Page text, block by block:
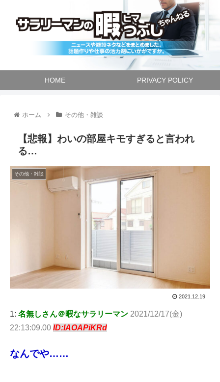
HOME PRIVACY POLICY
ホーム その他・雑談
【悲報】わいの部屋キモすぎると言われ
る…
その他・雑談
2021.12.19
1: 名無しさん＠暇なサラリーマン 2021/12/17(金)
22:13:09.00 ID:IAOAPiKRd
なんでや……